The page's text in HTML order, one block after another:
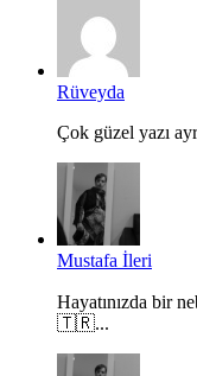
Rüveyda
Çok güzel yazı
Mustafa İleri
Hayatınızda bir
🇹🇷...